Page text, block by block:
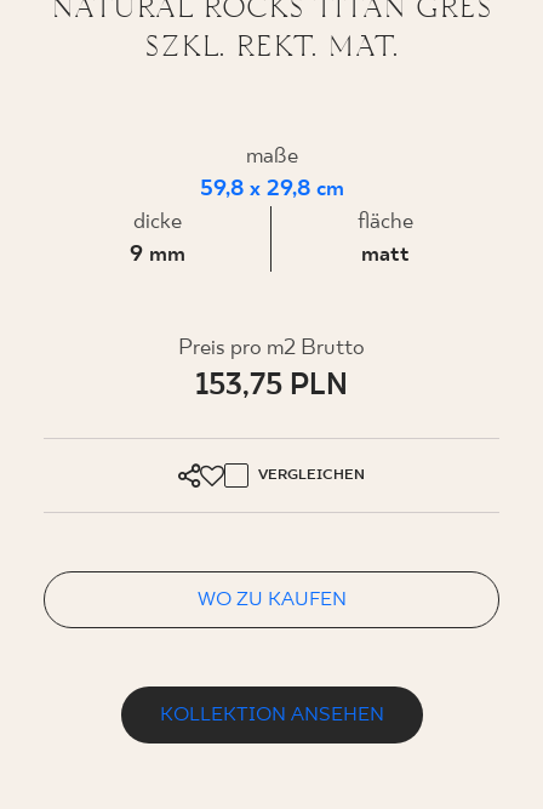
ÜBER UNS
KONTAKT
PL EN SK DE UK RU
SZKL. REKT. MAT.
maße
59,8 x 29,8 cm
dicke
9 mm
fläche
matt
Preis pro m2 Brutto
153,75 PLN
VERGLEICHEN
WO ZU KAUFEN
KOLLEKTION ANSEHEN